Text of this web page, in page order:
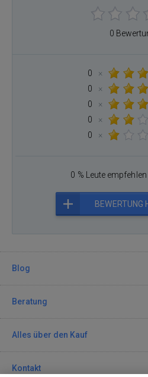
0
0
×
0
×
0
×
0
×
0
×
0 % Leute
BEWERTUNG
Blog
Beratung
Alles über den Kauf
Kontakt